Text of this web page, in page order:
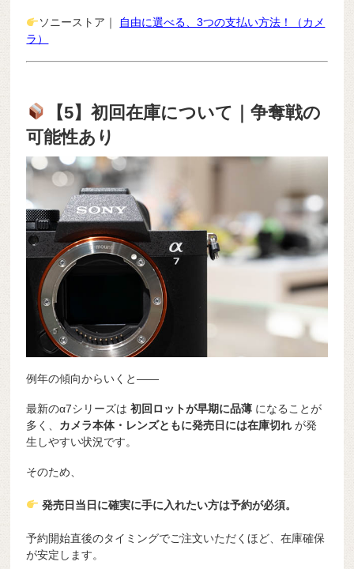
ソニーストア｜
自由に選べる、3つの支払い方法！（カメ
ラ）
【5】初回在庫について｜争奪戦の
可能性あり
例年の傾向からいくと――
最新のα7シリーズは初回ロットが早期に品薄 になることが
多く、 カメラ本体・レンズともに発売日には在庫切れ が発
生しやすい状況です。
そのため、
発売日当日に確実に手に入れたい方は予約が必須。
予約開始直後のタイミングでご注文いただくほど、在庫確保
が安定します。